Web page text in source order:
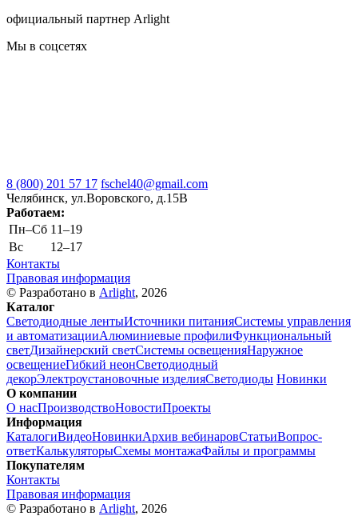
официальный партнер Arlight
Мы в соцсетях
8 (800) 201 57 17 fschel40@gmail.com
Челябинск, ул.Воровского, д.15В
Работаем:
Пн–Cб 11–19
Вс
12–17
Контакты
Правовая информация
© Разработано в Arlight, 2026
Каталог
Светодиодные лентыИсточники питанияСистемы управления
и автоматизацииАлюминиевые профилиФункциональный
светДизайнерский светСистемы освещенияНаружное
освещениеГибкий неонСветодиодный
декорЭлектроустановочные изделияСветодиоды Новинки
О компании
О насПроизводствоНовостиПроекты
Информация
КаталогиВидеоНовинкиАрхив вебинаровСтатьиВопрос-
ответКалькуляторыСхемы монтажаФайлы и программы
Покупателям
Контакты
Правовая информация
© Разработано в Arlight, 2026